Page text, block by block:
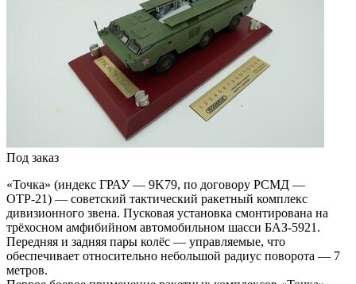
Под заказ
«Точка» (индекс ГРАУ — 9K79, по договору РСМД —
ОТР-21) — советский тактический ракетный комплекс
дивизионного звена. Пусковая установка смонтирована на
трёхосном амфибийном автомобильном шасси БАЗ-5921.
Передняя и задняя пары колёс — управляемые, что
обеспечивает относительно небольшой радиус поворота — 7
метров.